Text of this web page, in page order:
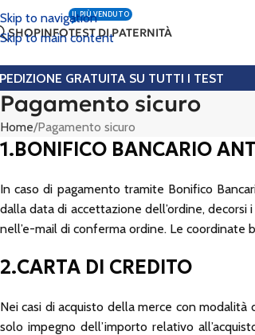
Skip to navigation
Skip to main content
SHOPINFOTEST DI PATERNITÀ
IL PIÙ VENDUTO
GRATUITA SU TUTTI I TEST
Pagamento sicuro
Home Pagamento sicuro
1.BONIFICO BANCARIO
In caso di pagamento tramite Bonifico
dalla data di accettazione dell’ordine,
nell’e-mail di conferma ordine. Le coordinate
2.CARTA DI CREDITO
Nei casi di acquisto della merce con
solo impegno dell’importo relativo